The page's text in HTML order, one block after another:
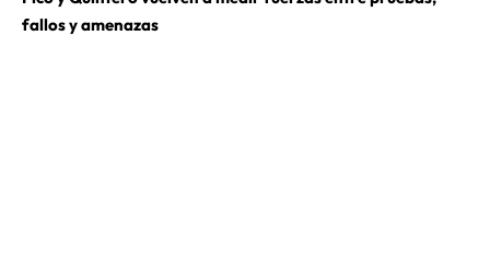
fallos y amenazas